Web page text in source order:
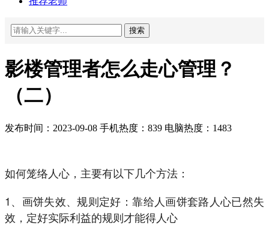
搜索
影楼管理者怎么走心管理？
（二）
发布时间：2023-09-08 手机热度：839 电脑热度：1483
如何笼络人心，主要有以下几个方法：
1、画饼失效、规则定好：靠给人画饼套路人心已然失
效，定好实际利益的规则才能得人心